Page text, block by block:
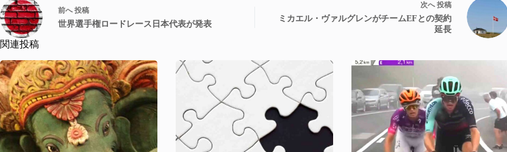
前へ投稿
世界選手権ロードレース日本代表が発表
次へ投稿
ミカエル・ヴァルグレンがチームEFとの契約
延長
関連投稿